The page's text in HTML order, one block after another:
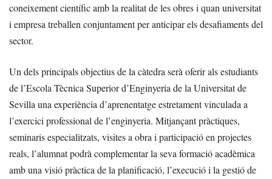
coneixement científic amb la realitat de les obres i quan universitat
i empresa treballen conjuntament per anticipar els desafiaments del
sector.
Un dels principals objectius de la càtedra serà oferir als estudiants
de l’Escola Tècnica Superior d’Enginyeria de la Universitat de
Sevilla una experiència d’aprenentatge estretament vinculada a
l’exercici professional de l’enginyeria. Mitjançant pràctiques,
seminaris especialitzats, visites a obra i participació en projectes
reals, l’alumnat podrà complementar la seva formació acadèmica
amb una visió pràctica de la planificació, l’execució i la gestió de